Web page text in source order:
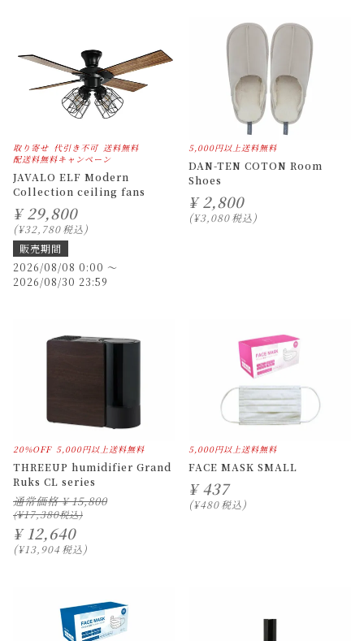
取り寄せ 代引き不可 送料無料
配送料無料キャンペーン
JAVALO ELF Modern
Collection ceiling fans
¥ 29,800
¥32,780税込
販売期間
2026/08/08 0:00 〜
2026/08/30 23:59
5,000円以上送料無料
DAN-TEN COTON Room
Shoes
¥ 2,800
¥3,080税込
20%OFF 5,000円以上送料無料
THREEUP humidifier Grand
Ruks CL series
通常価格 ¥ 15,800
¥17,380
¥ 12,640
¥13,904 税込
5,000円以上送料無料
FACE MASK SMALL
¥ 437
¥480税込